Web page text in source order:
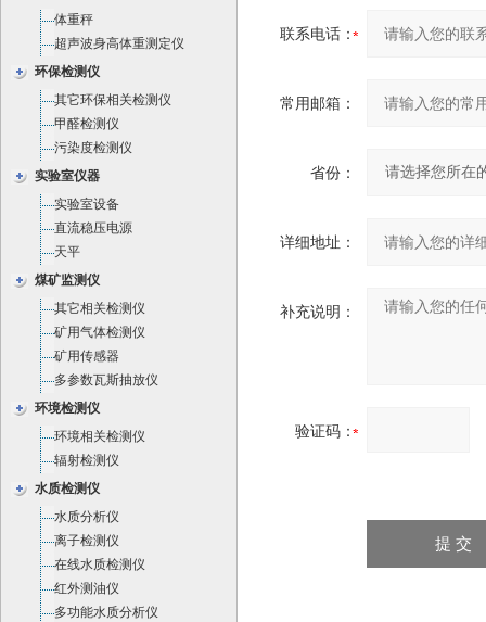
体重秤
超声波身高体重测定仪
环保检测仪
其它环保相关检测仪
甲醛检测仪
污染度检测仪
实验室仪器
实验室设备
直流稳压电源
天平
煤矿监测仪
其它相关检测仪
矿用气体检测仪
矿用传感器
多参数瓦斯抽放仪
环境检测仪
环境相关检测仪
辐射检测仪
水质检测仪
水质分析仪
离子检测仪
在线水质检测仪
红外测油仪
多功能水质分析仪
联系电话：
常用邮箱：
省份：
详细地址：
补充说明：
验证码：